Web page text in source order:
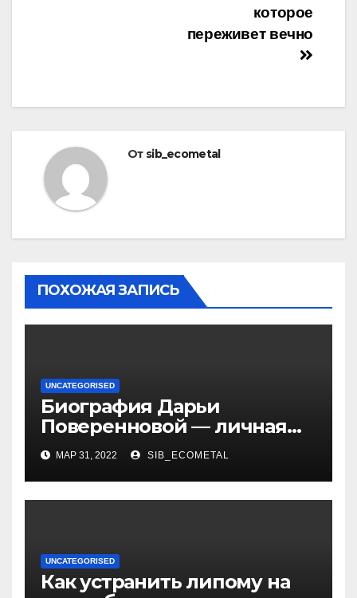
которое
переживет вечно
От sib_ecometal
ПОХОЖАЯ ЗАПИСЬ
UNCATEGORISED
Биография Дарьи
Поверенновой — личная
жизнь, карьера и
достижения знаменитой
российской актрисы
МАР 31, 2022 SIB_ECOMETAL
UNCATEGORISED
Как устранить липому на